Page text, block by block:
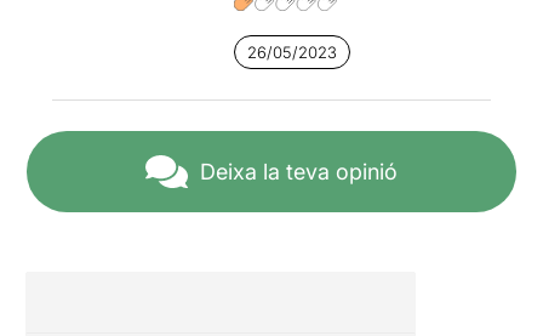
26/05/2023
Deixa la teva opinió